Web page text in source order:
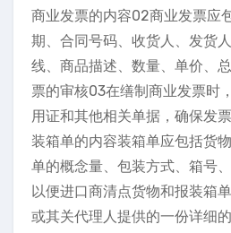
商业发票的内容02商业发票应
期、合同号码、收货人、发货
线、商品描述、数量、单价、
票的审核03在缮制商业发票时
用证和其他相关单据，确保发
装箱单的内容装箱单应包括货
单的概念量、包装方式、箱号
以便进口商清点货物和报装箱
或其关代理人提供的一份详细